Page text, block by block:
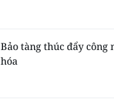
Bảo tàng thúc đẩy công
hóa